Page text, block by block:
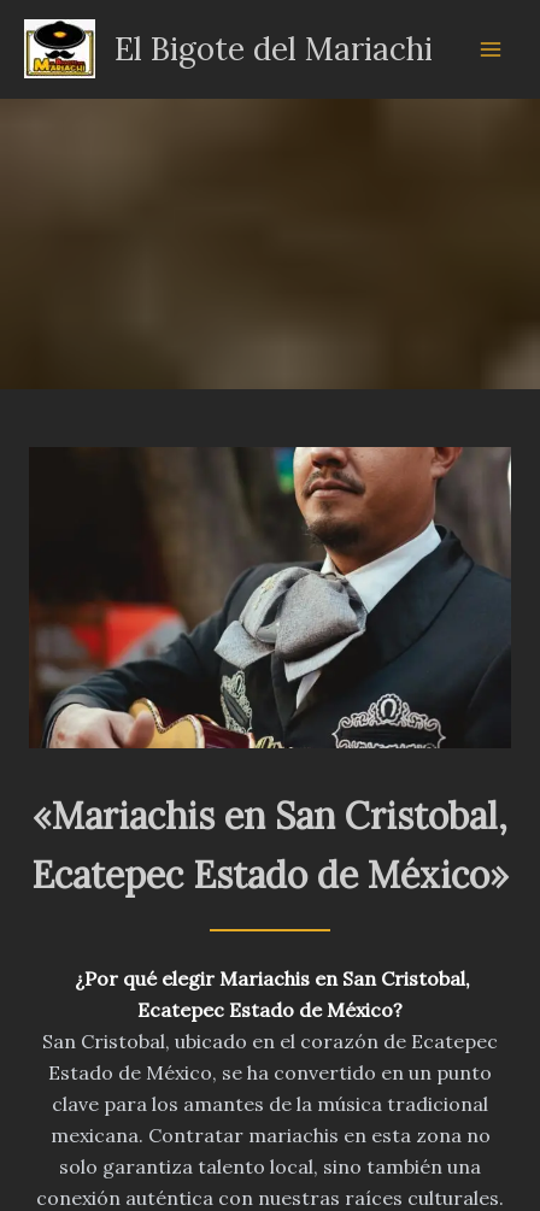
contenido
El Bigote del Mariachi
«Mariachis en San Cristobal,
Ecatepec Estado de México»
¿Por qué elegir Mariachis en San Cristobal,
Ecatepec Estado de México?
San Cristobal, ubicado en el corazón de Ecatepec
Estado de México, se ha convertido en un punto
clave para los amantes de la música tradicional
mexicana. Contratar mariachis en esta zona no
solo garantiza talento local, sino también una
conexión auténtica con nuestras raíces culturales.